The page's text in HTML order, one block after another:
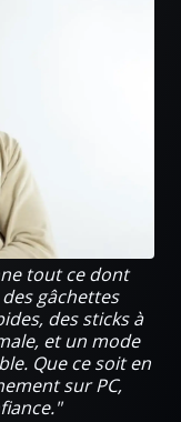
tout ce dont
gâchettes
des sticks à
et un mode
Que ce soit en
sur PC,